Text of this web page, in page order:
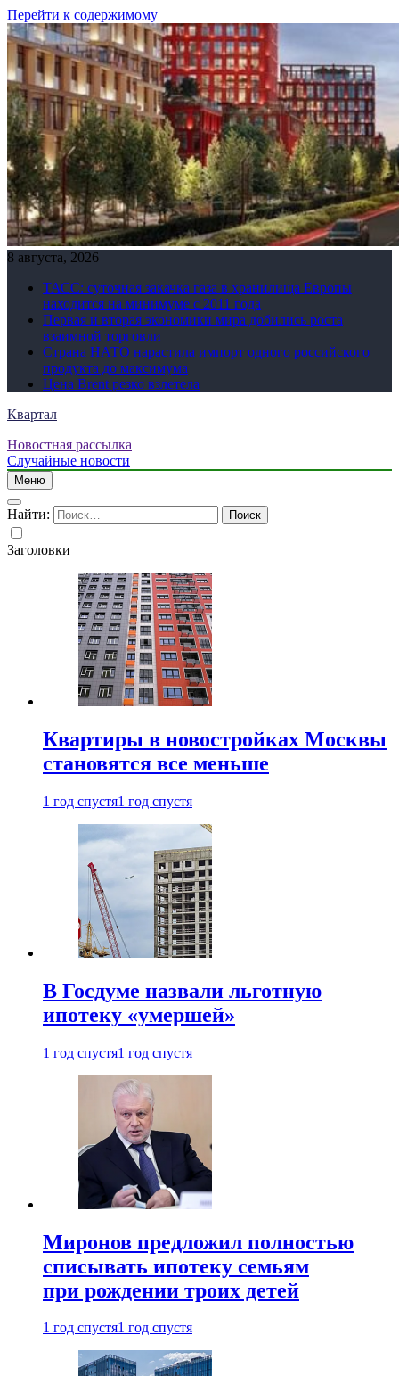
Перейти к содержимому
8 августа, 2026
ТАСС: суточная закачка газа в хранилища Европы
находится на минимуме с 2011 года
Первая и вторая экономики мира добились роста
взаимной торговли
Страна НАТО нарастила импорт одного российского
продукта до максимума
Цена Brent резко взлетела
Квартал
Новостная рассылка
Случайные новости
Меню
Найти:
Заголовки
Квартиры в новостройках Москвы
становятся все меньше
1 год спустя1 год спустя
В Госдуме назвали льготную
ипотеку «умершей»
1 год спустя1 год спустя
Миронов предложил полностью
списывать ипотеку семьям
при рождении троих детей
1 год спустя1 год спустя